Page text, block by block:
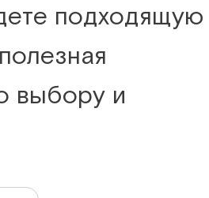
подходящую
выбору и